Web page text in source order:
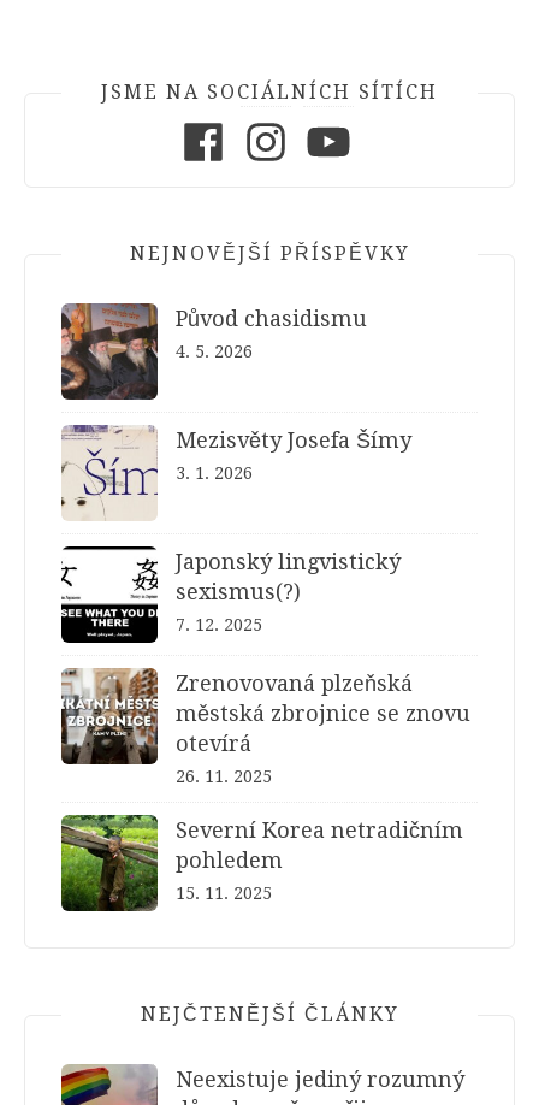
JSME NA SOCIÁLNÍCH SÍTÍCH
NEJNOVĚJŠÍ PŘÍSPĚVKY
Původ chasidismu
4. 5. 2026
Mezisvěty Josefa Šímy
3. 1. 2026
Japonský lingvistický
sexismus(?)
7. 12. 2025
Zrenovovaná plzeňská
městská zbrojnice se znovu
otevírá
26. 11. 2025
Severní Korea netradičním
pohledem
15. 11. 2025
NEJČTENĚJŠÍ ČLÁNKY
Neexistuje jediný rozumný